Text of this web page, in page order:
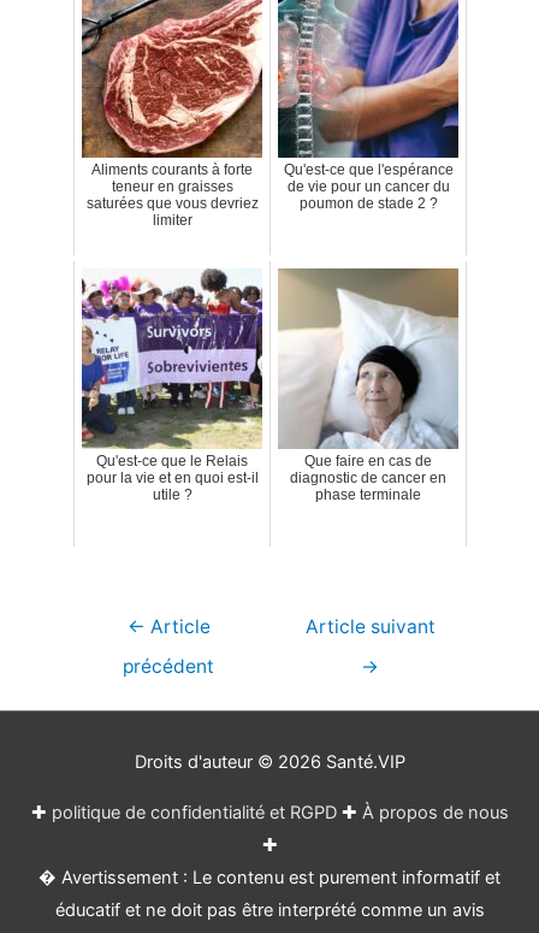
Aliments courants à forte
teneur en graisses
saturées que vous devriez
limiter
Qu'est-ce que l'espérance
de vie pour un cancer du
poumon de stade 2 ?
Qu'est-ce que le Relais
pour la vie et en quoi est-il
utile ?
Que faire en cas de
diagnostic de cancer en
phase terminale
Navigation
← Article
précédent
Article suivant
→
Droits d'auteur © 2026 Santé.VIP
✚ politique de confidentialité et RGPD✚ À propos de nous
✚
� Avertissement : Le contenu est purement informatif et
éducatif et ne doit pas être interprété comme un avis